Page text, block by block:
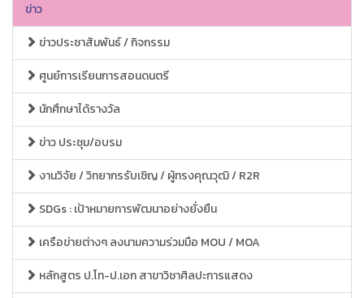
ข่าว
ข่าวประชาสัมพันธ์ / กิจกรรม
ศูนย์การเรียนการสอนดนตรี
นักศึกษาได้รางวัล
ข่าว ประชุม/อบรม
งานวิจัย / วิทยากรรับเชิญ / ผู้ทรงคุณวุฒิ / R2R
SDGs : เป้าหมายการพัฒนาอย่างยั่งยืน
เครือข่ายต่างๆ ลงนามความร่วมมือ MOU / MOA
หลักสูตร ป.โท-ป.เอก สาขาวิชาศิลปะการแสดง